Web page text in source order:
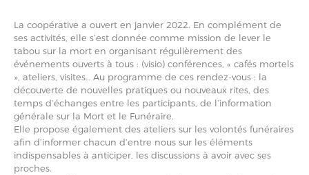
La coopérative a ouvert en janvier 2022. En complément de
ses activités, elle s’est donnée comme mission de lever le
tabou sur la mort en organisant régulièrement des
événements ouverts à tous : (visio) conférences, « cafés mortels
», ateliers, visites… Au programme de ces rendez-vous : la
découverte de nouvelles pratiques ou nouveaux rites, des
temps d’échanges entre les participants, de l’information
générale sur la Mort et le Funéraire.
Elle propose également des ateliers sur les volontés funéraires
afin d’informer chacun d’entre nous sur les éléments
indispensables à anticiper, les discussions à avoir avec ses
proches.